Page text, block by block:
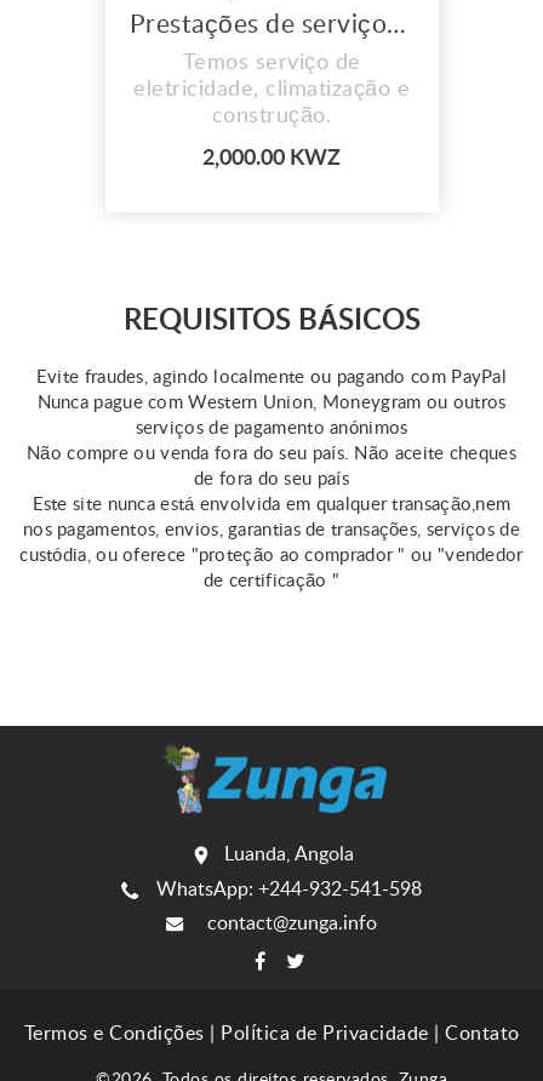
Prestações de serviços de eletricidade
Temos serviço de
eletricidade, climatização e
construção.
2,000.00 KWZ
REQUISITOS BÁSICOS
Evite fraudes, agindo localmente ou pagando com PayPal
Nunca pague com Western Union, Moneygram ou outros
serviços de pagamento anónimos
Não compre ou venda fora do seu país. Não aceite cheques
de fora do seu país
Este site nunca está envolvida em qualquer transação,nem
nos pagamentos, envios, garantias de transações, serviços de
custódia, ou oferece "proteção ao comprador " ou "vendedor
de certificação "
Luanda, Angola
WhatsApp: +244-932-541-598
contact@zunga.info
Termos e Condições Política de Privacidade Contato